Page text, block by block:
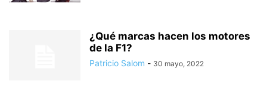
¿Qué marcas hacen los motores
de la F1?
Patricio Salom - 30 mayo, 2022